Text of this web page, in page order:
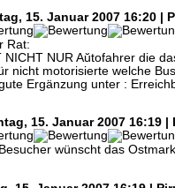
15. Januar 2007 16:20 |
Rat:
NICHT NUR Aŭtofahrer die
nicht motorisierte welche
Ergänzung unter :
15. Januar 2007 16:19 |
wünscht das